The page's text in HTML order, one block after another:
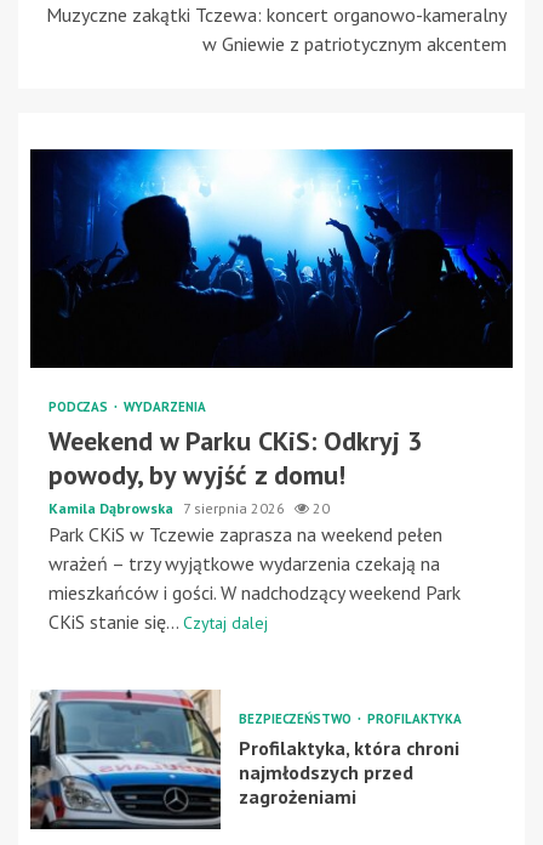
Muzyczne zakątki Tczewa: koncert organowo-kameralny
w Gniewie z patriotycznym akcentem
PODCZAS WYDARZENIA
Weekend w Parku CKiS: Odkryj 3
powody, by wyjść z domu!
Kamila Dąbrowska 7 sierpnia 2026 20
Park CKiS w Tczewie zaprasza na weekend pełen
wrażeń – trzy wyjątkowe wydarzenia czekają na
mieszkańców i gości. W nadchodzący weekend Park
CKiS stanie się... Czytaj dalej
BEZPIECZEŃSTWO PROFILAKTYKA
Profilaktyka, która chroni
najmłodszych przed
zagrożeniami